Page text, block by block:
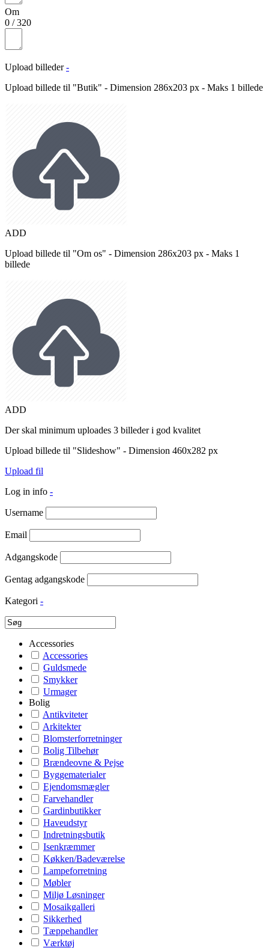
Om
0 /320
Upload billeder -
Upload billede til "Butik" - Dimension 286x203 px - Maks 1 billede
ADD
Upload billede til "Om os" - Dimension 286x203 px - Maks 1
billede
ADD
Der skal minimum uploades 3 billeder i god kvalitet
Upload billede til "Slideshow" - Dimension 460x282 px
Upload fil
Log in info -
Username
Email
Adgangskode
Gentag adgangskode
Kategori -
Accessories
Accessories
Guldsmede
Smykker
Urmager
Bolig
Antikviteter
Arkitekter
Blomsterforretninger
Bolig Tilbehør
Brændeovne & Pejse
Byggematerialer
Ejendomsmægler
Farvehandler
Gardinbutikker
Haveudstyr
Indretningsbutik
Isenkræmmer
Køkken/Badeværelse
Lampeforretning
Møbler
Miljø Løsninger
Mosaikgalleri
Sikkerhed
Tæppehandler
Værktøj